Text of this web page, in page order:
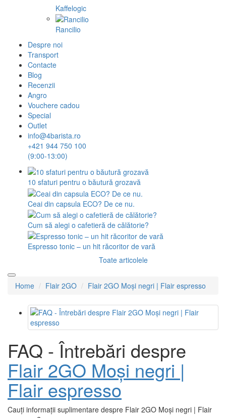
Kaffelogic
Rancilio
Despre noi
Transport
Contacte
Blog
Recenzii
Angro
Vouchere cadou
Special
Outlet
info@4barista.ro
+421 944 750 100
(9:00-13:00)
10 sfaturi pentru o băutură grozavă
Ceai din capsula ECO? De ce nu.
Cum să alegi o cafetieră de călătorie?
Espresso tonic – un hit răcoritor de vară
Toate articolele
Home Flair 2GO Flair 2GO Moși negri | Flair espresso
FAQ - Întrebări despre
Flair 2GO Moși negri |
Flair espresso
Cauți informații suplimentare despre Flair 2GO Moși negri | Flair